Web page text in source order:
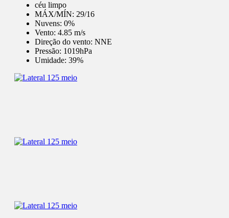
céu limpo
MÁX/MÍN: 29/16
Nuvens: 0%
Vento: 4.85 m/s
Direção do vento: NNE
Pressão: 1019hPa
Umidade: 39%